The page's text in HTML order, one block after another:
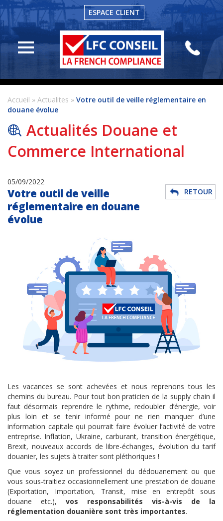
LFC
Conseil
Conseil
douane
Formation
en
douane
Contact
ESPACE CLIENT
Accueil » Actualites » Votre outil de veille réglementaire en
douane évolue
Actualités Douane et
Commerce International
05/09/2022
Votre outil de veille
réglementaire en douane
évolue
RETOUR
Les vacances se sont achevées et nous reprenons tous les
chemins du bureau. Pour tout bon praticien de la supply chain il
faut désormais reprendre le rythme, redoubler d’énergie, voir
plus loin et se tenir informé pour ne rien manquer d’une
information capitale qui pourrait faire évoluer l’activité de votre
entreprise. Inflation, Ukraine, carburant, transition énergétique,
Brexit, nouveaux accords de libre-échanges, évolution du tarif
douanier, les sujets à traiter sont pléthoriques !
Que vous soyez un professionnel du dédouanement ou que
vous sous-traitiez occasionnellement une prestation de douane
(Exportation, Importation, Transit, mise en entrepôt sous
douane etc.), vos responsabilités vis-à-vis de la
réglementation douanière sont très importantes.